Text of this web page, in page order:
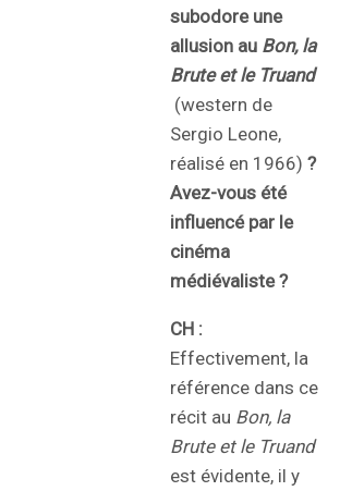
subodore une
allusion au Bon, la
Brute et le Truand
(western de
Sergio Leone,
réalisé en 1966) ?
Avez-vous été
influencé par le
cinéma
médiévaliste ?
CH :
Effectivement, la
référence dans ce
récit au Bon, la
Brute et le Truand
est évidente, il y